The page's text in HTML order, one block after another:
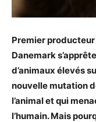
Premier
Danemark
d’animaux élevés
nouvelle mutation
l’animal et qui
l’humain. Mais